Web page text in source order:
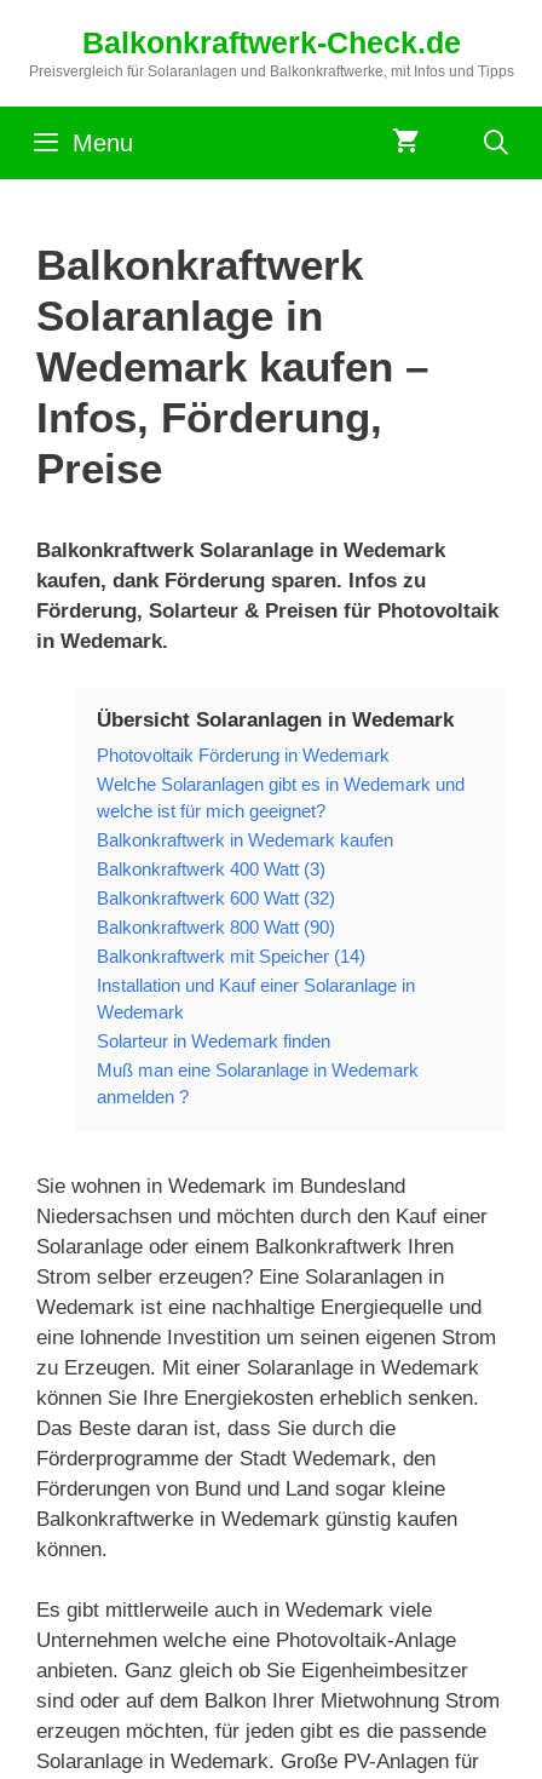
springen
Balkonkraftwerk-Check.de
Preisvergleich für Solaranlagen und Balkonkraftwerke, mit Infos und Tipps
Menu
Balkonkraftwerk
Solaranlage in
Wedemark kaufen –
Infos, Förderung,
Preise
Balkonkraftwerk Solaranlage in Wedemark
kaufen, dank Förderung sparen. Infos zu
Förderung, Solarteur & Preisen für Photovoltaik
in Wedemark.
Übersicht Solaranlagen in Wedemark
Photovoltaik Förderung in Wedemark
Welche Solaranlagen gibt es in Wedemark und
welche ist für mich geeignet?
Balkonkraftwerk in Wedemark kaufen
Balkonkraftwerk 400 Watt (3)
Balkonkraftwerk 600 Watt (32)
Balkonkraftwerk 800 Watt (90)
Balkonkraftwerk mit Speicher (14)
Installation und Kauf einer Solaranlage in
Wedemark
Solarteur in Wedemark finden
Muß man eine Solaranlage in Wedemark
anmelden ?
Sie wohnen in Wedemark im Bundesland
Niedersachsen und möchten durch den Kauf einer
Solaranlage oder einem Balkonkraftwerk Ihren
Strom selber erzeugen? Eine Solaranlagen in
Wedemark ist eine nachhaltige Energiequelle und
eine lohnende Investition um seinen eigenen Strom
zu Erzeugen. Mit einer Solaranlage in Wedemark
können Sie Ihre Energiekosten erheblich senken.
Das Beste daran ist, dass Sie durch die
Förderprogramme der Stadt Wedemark, den
Förderungen von Bund und Land sogar kleine
Balkonkraftwerke in Wedemark günstig kaufen
können.
Es gibt mittlerweile auch in Wedemark viele
Unternehmen welche eine Photovoltaik-Anlage
anbieten. Ganz gleich ob Sie Eigenheimbesitzer
sind oder auf dem Balkon Ihrer Mietwohnung Strom
erzeugen möchten, für jeden gibt es die passende
Solaranlage in Wedemark. Große PV-Anlagen für